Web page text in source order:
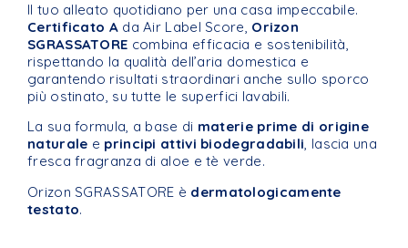
Il tuo alleato quotidiano per una casa impeccabile.
Certificato Ada Air Label Score, Orizon
SGRASSATORE combina efficacia e sostenibilità,
rispettando la qualità dell’aria domestica e
garantendo risultati straordinari anche sullo sporco
più ostinato, su tutte le superfici lavabili.
La sua formula, a base di materie prime di origine
naturale e principi attivi biodegradabili, lascia una
fresca fragranza di aloe e tè verde.
Orizon SGRASSATORE è dermatologicamente
testato.